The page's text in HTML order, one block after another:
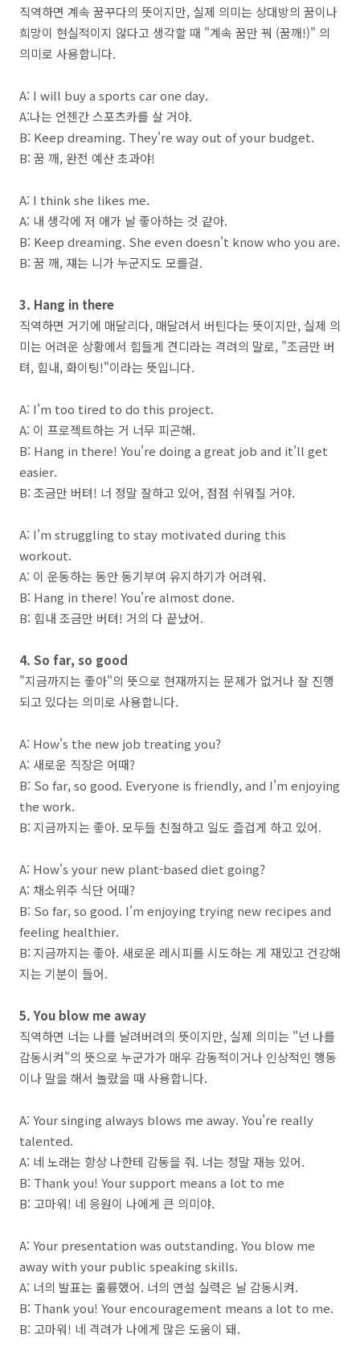
직역하면 계속 꿈꾸다의 뜻이지만, 실제 의미는 상대방의 꿈이나
희망이 현실적이지 않다고 생각할 때 "계속 꿈만 꿔 (꿈깨!)" 의
의미로 사용합니다.
A: I will buy a sports car one day.
A:나는 언젠간 스포츠카를 살 거야.
B: Keep dreaming. They're way out of your budget.
B: 꿈 깨, 완전 예산 초과야!
A: I think she likes me.
A: 내 생각에 저 애가 날 좋아하는 것 같아.
B: Keep dreaming. She even doesn't know who you are.
B: 꿈 깨, 쟤는 니가 누군지도 모를걸.
3. Hang in there
직역하면 거기에 매달리다, 매달려서 버틴다는 뜻이지만, 실제 의
미는 어려운 상황에서 힘들게 견디라는 격려의 말로, "조금만 버
텨, 힘내, 화이팅!"이라는 뜻입니다.
A: I'm too tired to do this project.
A: 이 프로젝트하는 거 너무 피곤해.
B: Hang in there! You're doing a great job and it'll get
easier.
B: 조금만 버텨! 너 정말 잘하고 있어, 점점 쉬워질 거야.
A: I'm struggling to stay motivated during this
workout.
A: 이 운동하는 동안 동기부여 유지하기가 어려워.
B: Hang in there! You're almost done.
B: 힘내 조금만 버텨! 거의 다 끝났어.
4. So far, so good
"지금까지는 좋아"의 뜻으로 현재까지는 문제가 없거나 잘 진행
되고 있다는 의미로 사용합니다.
A: How's the new job treating you?
A: 새로운 직장은 어때?
B: So far, so good. Everyone is friendly, and I'm enjoying
the work.
B: 지금까지는 좋아. 모두들 친절하고 일도 즐겁게 하고 있어.
A: How's your new plant-based diet going?
A: 채소위주 식단 어때?
B: So far, so good. I'm enjoying trying new recipes and
feeling healthier.
B: 지금까지는 좋아. 새로운 레시피를 시도하는 게 재밌고 건강해
지는 기분이 들어.
5. You blow me away
직역하면 너는 나를 날려버려의 뜻이지만, 실제 의미는 "넌 나를
감동시켜"의 뜻으로 누군가가 매우 감동적이거나 인상적인 행동
이나 말을 해서 놀랐을 때 사용합니다.
A: Your singing always blows me away. You're really
talented.
A: 네 노래는 항상 나한테 감동을 줘. 너는 정말 재능 있어.
B: Thank you! Your support means a lot to me
B: 고마워! 네 응원이 나에게 큰 의미야.
A: Your presentation was outstanding. You blow me
away with your public speaking skills.
A: 너의 발표는 훌륭했어. 너의 연설 실력은 날 감동시켜.
B: Thank you! Your encouragement means a lot to me.
B: 고마워! 네 격려가 나에게 많은 도움이 돼.